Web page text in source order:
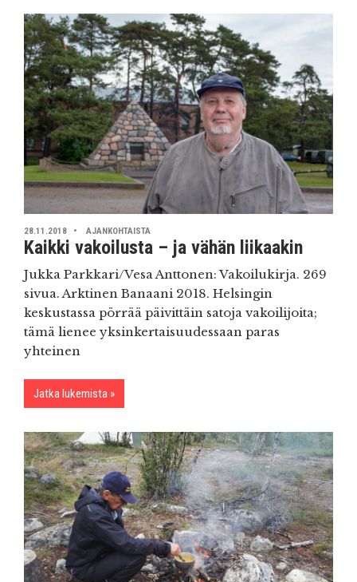
28.11.2018 AJANKOHTAISTA
Kaikki vakoilusta – ja vähän liikaakin
Jukka Parkkari/Vesa Anttonen: Vakoilukirja. 269
sivua. Arktinen Banaani 2018. Helsingin
keskustassa pörrää päivittäin satoja vakoilijoita;
tämä lienee yksinkertaisuudessaan paras
yhteinen
Jatka lukemista